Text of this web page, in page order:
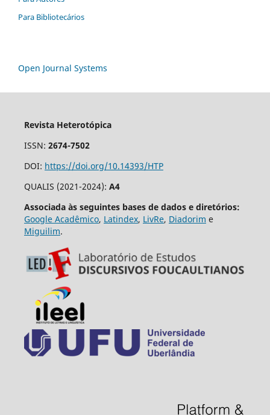
Para Bibliotecários
Open Journal Systems
Revista Heterotópica
ISSN: 2674-7502
DOI: https://doi.org/10.14393/HTP
QUALIS (2021-2024): A4
Associada às seguintes bases de dados e diretórios:
Google Acadêmico, Latindex, LivRe, Diadorim e
Miguilim.